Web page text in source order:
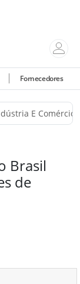
Fornecedores
E Comércio
Brasil
de